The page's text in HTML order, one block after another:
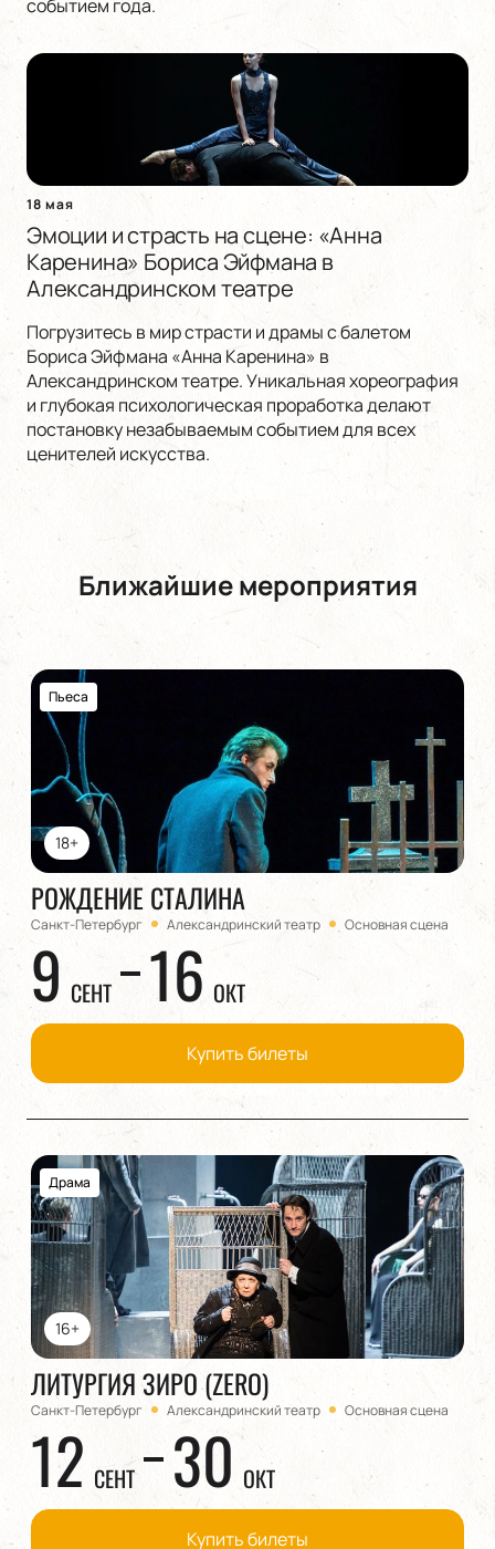
событием года.
18 мая
Эмоции и страсть на сцене: «Анна
Каренина» Бориса Эйфмана в
Александринском театре
Погрузитесь в мир страсти и драмы с балетом
Бориса Эйфмана «Анна Каренина» в
Александринском театре. Уникальная хореография
и глубокая психологическая проработка делают
постановку незабываемым событием для всех
ценителей искусства.
Ближайшие мероприятия
18+
Пьеса
РОЖДЕНИЕ СТАЛИНА
Санкт-Петербург Александринский театр Основная сцена
9 СЕНТ 16 ОКТ
Купить билеты
16+
Драма
ЛИТУРГИЯ ЗИРО (ZERO)
Санкт-Петербург Александринский театр Основная сцена
12 СЕНТ 30 ОКТ
Купить билеты